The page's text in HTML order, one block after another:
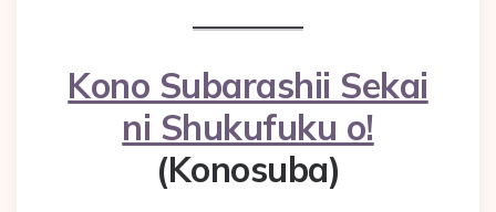
Kono Subarashii Sekai
ni Shukufuku o!
(Konosuba)